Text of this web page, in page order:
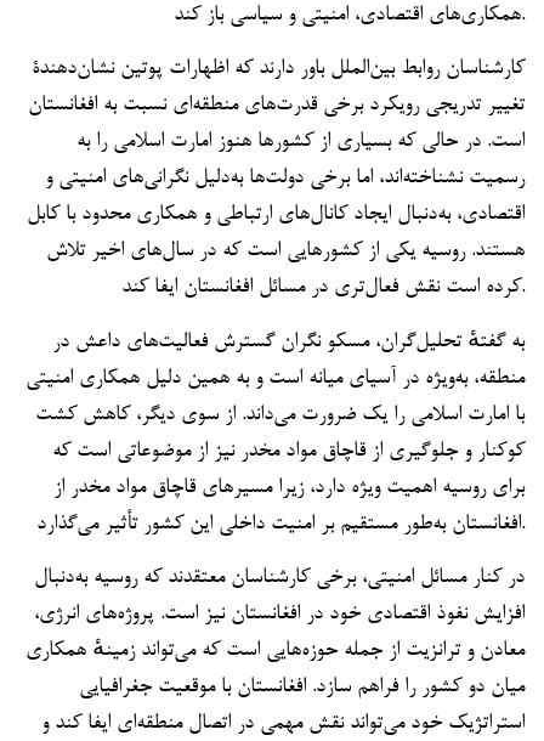
همکاری‌های اقتصادی، امنیتی و سیاسی باز کند.
کارشناسان روابط بین‌الملل باور دارند که اظهارات پوتین نشان‌دهندۀ
تغییر تدریجی رویکرد برخی قدرت‌های منطقه‌ای نسبت به افغانستان
است. در حالی که بسیاری از کشورها هنوز امارت اسلامی را به
رسمیت نشناخته‌اند، اما برخی دولت‌ها به‌دلیل نگرانی‌های امنیتی و
اقتصادی، به‌دنبال ایجاد کانال‌های ارتباطی و همکاری محدود با کابل
هستند. روسیه یکی از کشورهایی است که در سال‌های اخیر تلاش
کرده است نقش فعال‌تری در مسائل افغانستان ایفا کند.
به گفتهٔ تحلیل‌گران، مسکو نگران گسترش فعالیت‌های داعش در
منطقه، به‌ویژه در آسیای میانه است و به همین دلیل همکاری امنیتی
با امارت اسلامی را یک ضرورت می‌داند. از سوی دیگر، کاهش کشت
کوکنار و جلوگیری از قاچاق مواد مخدر نیز از موضوعاتی است که
برای روسیه اهمیت ویژه دارد، زیرا مسیرهای قاچاق مواد مخدر از
افغانستان به‌طور مستقیم بر امنیت داخلی این کشور تأثیر می‌گذارد.
در کنار مسائل امنیتی، برخی کارشناسان معتقدند که روسیه به‌دنبال
افزایش نفوذ اقتصادی خود در افغانستان نیز است. پروژه‌های انرژی،
معادن و ترانزیت از جمله حوزه‌هایی است که می‌تواند زمینهٔ همکاری
میان دو کشور را فراهم سازد. افغانستان با موقعیت جغرافیایی
استراتژیک خود می‌تواند نقش مهمی در اتصال منطقه‌ای ایفا کند و